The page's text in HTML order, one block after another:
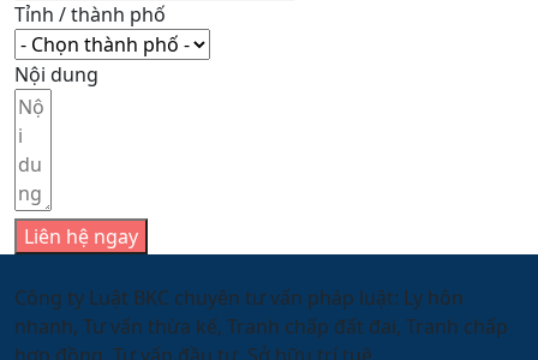
Tỉnh / thành phố
Nội dung
Liên hệ ngay
Công ty Luật BKC chuyên tư vấn pháp luật: Ly hôn
nhanh, Tư vấn thừa kế, Tranh chấp đất đai, Tranh chấp